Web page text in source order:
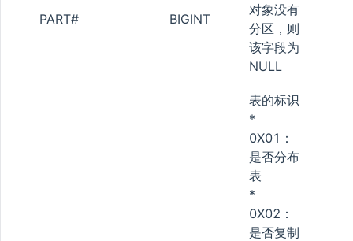
PART# BIGINT
对象没有
分区，则
该字段为
NULL
表的标识
*
0X01：
是否分布
表
*
0X02：
是否复制